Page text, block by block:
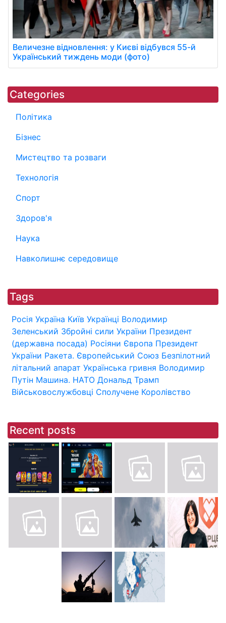
Величезне відновлення: у Києві відбувся 55-й
Український тиждень моди (фото)
Categories
Політика
Бізнес
Мистецтво та розваги
Технологія
Спорт
Здоров'я
Наука
Навколишнє середовище
Tags
Росія Україна Київ Українці Володимир
Зеленський Збройні сили України Президент
(державна посада) Росіяни Європа Президент
України Ракета. Європейський Союз Безпілотний
літальний апарат Українська гривня Володимир
Путін Машина. НАТО Дональд Трамп
Військовослужбовці Сполучене Королівство
Recent posts